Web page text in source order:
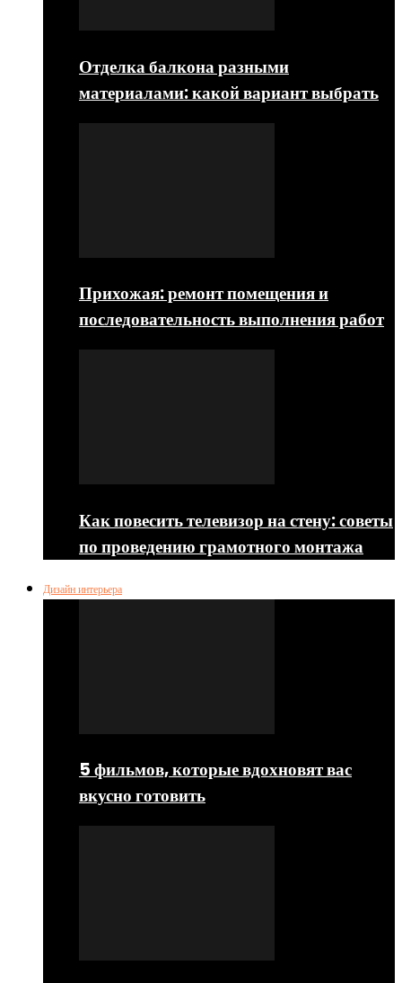
Отделка балкона разными
материалами: какой вариант выбрать
Прихожая: ремонт помещения и
последовательность выполнения работ
Как повесить телевизор на стену: советы
по проведению грамотного монтажа
Дизайн интерьера
5 фильмов, которые вдохновят вас
вкусно готовить